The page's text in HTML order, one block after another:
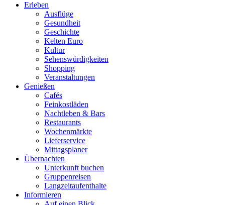
Erleben
Ausflüge
Gesundheit
Geschichte
Kelten Euro
Kultur
Sehenswürdigkeiten
Shopping
Veranstaltungen
Genießen
Cafés
Feinkostläden
Nachtleben & Bars
Restaurants
Wochenmärkte
Lieferservice
Mittagsplaner
Übernachten
Unterkunft buchen
Gruppenreisen
Langzeitaufenthalte
Informieren